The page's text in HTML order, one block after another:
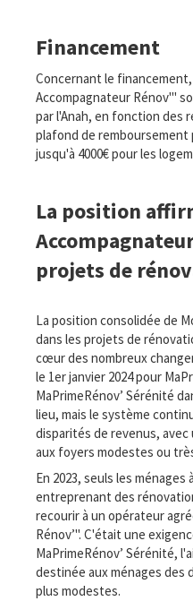
Financement
Concernant le
Accompagnateur Rénov'"
par l'Anah, en fonction des
plafond de remboursement
jusqu'à 4000€ pour les
La position
projets de
La position consolidée de
dans les projets de
cœur des nombreux
le 1er janvier 2024 pour
MaPrimeRénov’ Sérénité
lieu, mais le système
disparités de revenus,
aux foyers modestes ou
En 2023, seuls les
entreprenant des
recourir à un opérateur
Rénov’". C'était une
MaPrimeRénov’ Sérénité,
destinée aux ménages des
plus modestes.